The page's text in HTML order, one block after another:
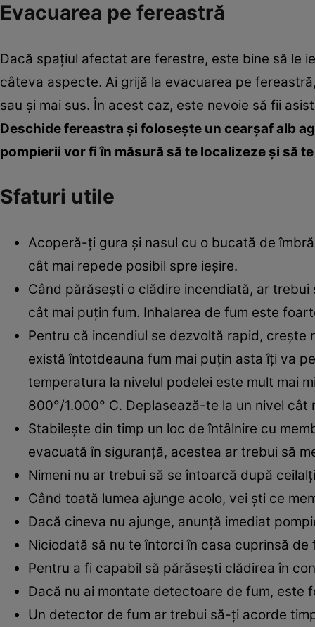
Evacuarea pe fereastră
Dacă spaţiul afectat are ferestre, este bine să le
câteva aspecte. Ai grijă la evacuarea pe
sau şi mai sus. În acest caz, este nevoie să fii
Deschide fereastra şi foloseşte un cearşaf alb
pompierii vor fi în măsură să te localizeze şi să
Sfaturi utile
Acoperă-ţi gura şi nasul cu o bucată de
cât mai repede posibil spre ieşire.
Când părăseşti o clădire incendiată, ar
cât mai puţin fum. Inhalarea de fum este
Pentru că incendiul se dezvoltă rapid,
există întotdeauna fum mai puţin asta îţi va
temperatura la nivelul podelei este mult mai
800°/1.000° C. Deplasează-te la un nivel cât
Stabileşte din timp un loc de întâlnire cu
evacuată în siguranţă, acestea ar trebui să
Nimeni nu ar trebui să se întoarcă după
Când toată lumea ajunge acolo, vei şti ce
Dacă cineva nu ajunge, anunţă imediat
Niciodată să nu te întorci în casa cuprinsă de
Pentru a fi capabil să părăseşti clădirea în
Dacă nu ai montate detectoare de fum, este
Un detector de fum ar trebui să-ţi acorde